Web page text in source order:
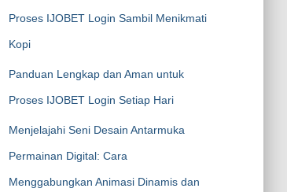
Proses IJOBET Login Sambil Menikmati
Kopi
Panduan Lengkap dan Aman untuk
Proses IJOBET Login Setiap Hari
Menjelajahi Seni Desain Antarmuka
Permainan Digital: Cara
Menggabungkan Animasi Dinamis dan